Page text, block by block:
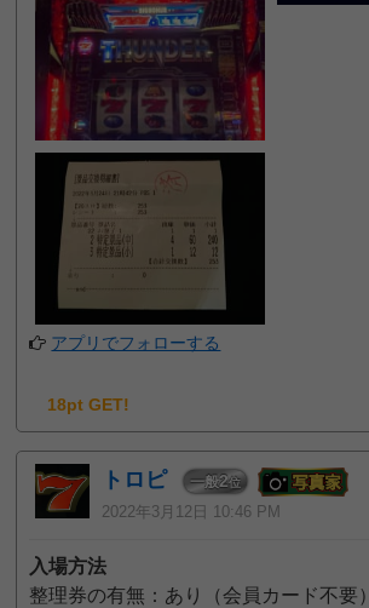
アプリでフォローする
18pt GET!
トロピ 一般2位
2022年3月12日 10:46 PM
入場方法
整理券の有無：あり（会員カード不要）